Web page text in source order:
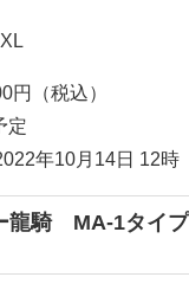
円（税込）
定
年10月14日 12時
龍騎 MA-1タイ